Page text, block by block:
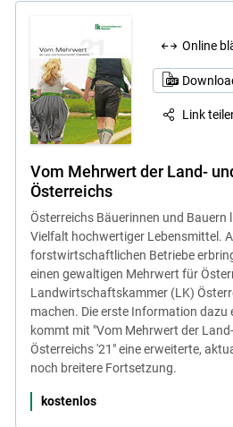
Online
Link
Vom Mehrwert der Land-
Österreichs
Österreichs Bäuerinnen und Bauern
Vielfalt hochwertiger Lebensmittel.
forstwirtschaftlichen Betriebe
einen gewaltigen Mehrwert für
Landwirtschaftskammer (LK)
machen. Die erste Information dazu
kommt mit "Vom Mehrwert der
Österreichs '21" eine erweiterte,
noch breitere Fortsetzung.
kostenlos